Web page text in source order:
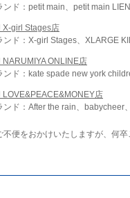
ンド：petit main、petit main
X-girl Stages店
ンド：X-girl Stages、XLARGE
NARUMIYA ONLINE店
ンド：kate spade new york
LOVE&PEACE&MONEY店
ンド：After the rain、babycheer
不便をおかけいたしますが、何